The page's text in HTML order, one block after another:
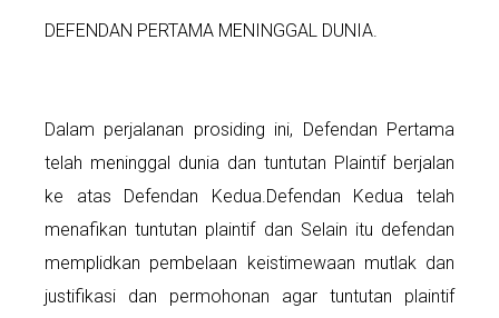
DEFENDAN PERTAMA MENINGGAL DUNIA.
Dalam perjalanan prosiding ini, Defendan Pertama
telah meninggal dunia dan tuntutan Plaintif berjalan
ke atas Defendan Kedua.Defendan Kedua telah
menafikan tuntutan plaintif dan Selain itu defendan
memplidkan pembelaan keistimewaan mutlak dan
justifikasi dan permohonan agar tuntutan plaintif